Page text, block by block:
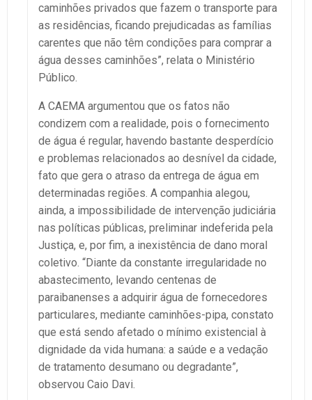
caminhões privados que fazem o transporte para
as residências, ficando prejudicadas as famílias
carentes que não têm condições para comprar a
água desses caminhões”, relata o Ministério
Público.
A CAEMA argumentou que os fatos não
condizem com a realidade, pois o fornecimento
de água é regular, havendo bastante desperdício
e problemas relacionados ao desnível da cidade,
fato que gera o atraso da entrega de água em
determinadas regiões. A companhia alegou,
ainda, a impossibilidade de intervenção judiciária
nas políticas públicas, preliminar indeferida pela
Justiça, e, por fim, a inexistência de dano moral
coletivo. “Diante da constante irregularidade no
abastecimento, levando centenas de
paraibanenses a adquirir água de fornecedores
particulares, mediante caminhões-pipa, constato
que está sendo afetado o mínimo existencial à
dignidade da vida humana: a saúde e a vedação
de tratamento desumano ou degradante”,
observou Caio Davi.